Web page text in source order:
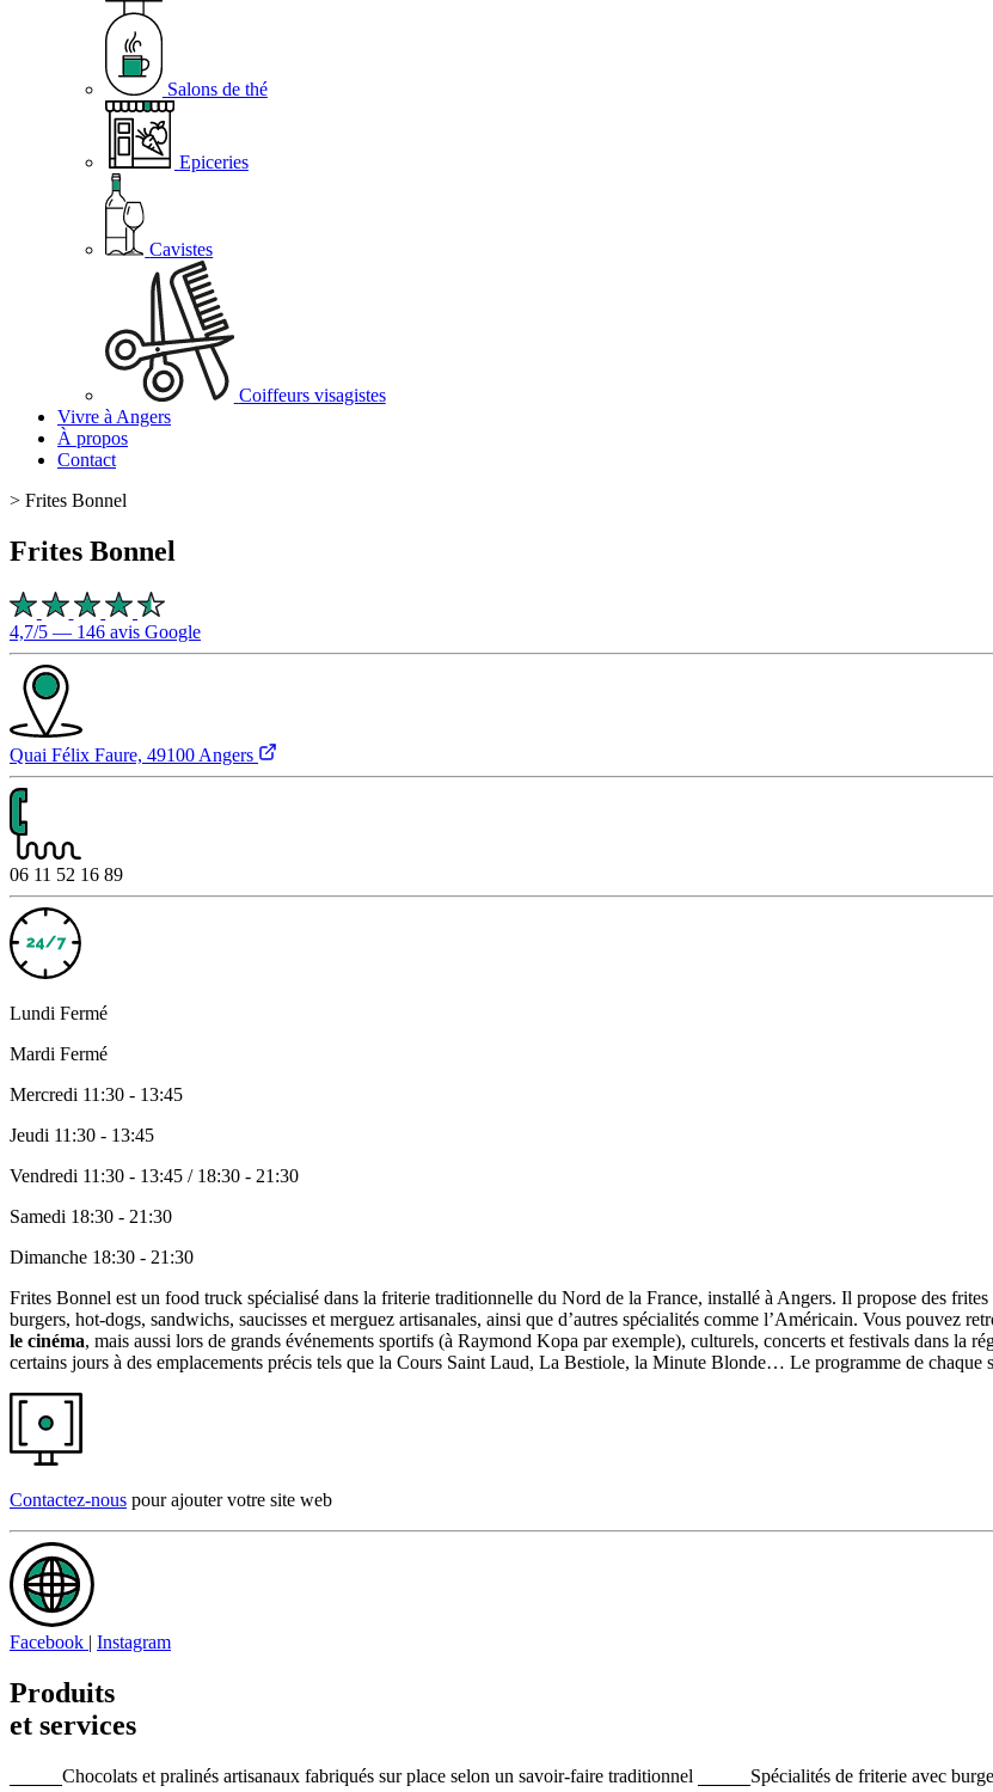
Salons de thé
Epiceries
Cavistes
Coiffeurs visagistes
Vivre à Angers
À propos
Contact
> Frites Bonnel
Frites Bonnel
4,7/5 — 146 avis Google
Quai Félix Faure, 49100 Angers
06 11 52 16 89
Lundi Fermé
Mardi Fermé
Mercredi 11:30 - 13:45
Jeudi 11:30 - 13:45
Vendredi 11:30 - 13:45 / 18:30 - 21:30
Samedi 18:30 - 21:30
Dimanche 18:30 - 21:30
Frites Bonnel est un food truck spécialisé dans la friterie traditionnelle du Nord de la France, installé à Angers. Il propose des frites
burgers, hot-dogs, sandwichs, saucisses et merguez artisanales, ainsi que d’autres spécialités comme l’Américain. Vous pouvez
le cinéma, mais aussi lors de grands événements sportifs (à Raymond Kopa par exemple), culturels, concerts et festivals dans
certains jours à des emplacements précis tels que la Cours Saint Laud, La Bestiole, la Minute Blonde… Le programme de chaque
Contactez-nous pour ajouter votre site web
Facebook | Instagram
Produits
et services
Chocolats et pralinés artisanaux fabriqués sur place selon un savoir-faire traditionnel Spécialités de friterie avec